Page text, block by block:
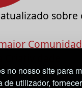
no nosso site para
de utilizador,
sobre